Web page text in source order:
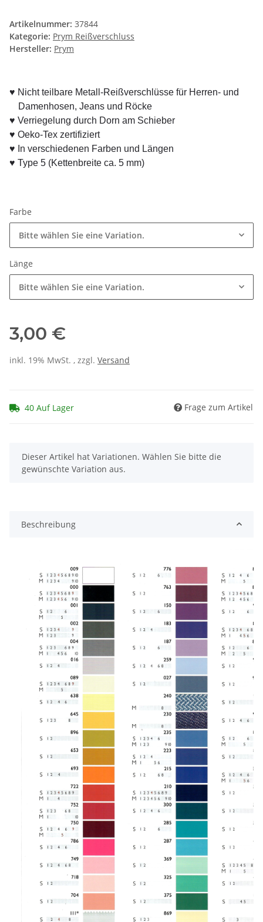
Artikelnummer: 37844
Kategorie: Prym Reißverschluss
Hersteller: Prym
♥ Nicht teilbare Metall-Reißverschlüsse für Herren- und
Damenhosen, Jeans und Röcke
♥ Verriegelung durch Dorn am Schieber
♥ Oeko-Tex zertifiziert
♥ In verschiedenen Farben und Längen
♥ Type 5 (Kettenbreite ca. 5 mm)
Farbe
Bitte wählen Sie eine Variation.
Länge
Bitte wählen Sie eine Variation.
3,00 €
inkl. 19% MwSt. , zzgl. Versand
40 Auf Lager Frage zum Artikel
x
Dieser Artikel hat Variationen. Wählen Sie bitte die
gewünschte Variation aus.
Beschreibung